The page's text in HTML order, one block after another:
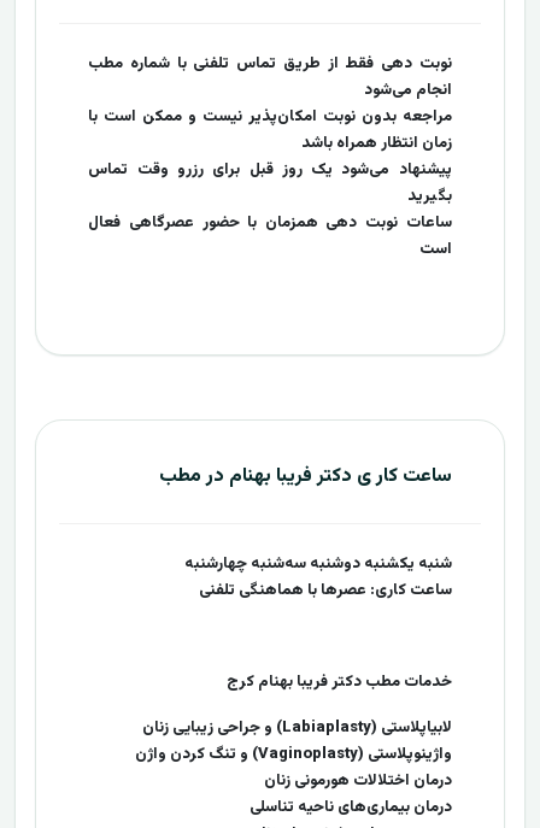
نوبت دهی فقط از طریق تماس تلفنی با شماره مطب
انجام می‌شود
مراجعه بدون نوبت امکان‌پذیر نیست و ممکن است با
زمان انتظار همراه باشد
پیشنهاد می‌شود یک روز قبل برای رزرو وقت تماس
بگیرید
ساعات نوبت دهی همزمان با حضور عصرگاهی فعال
است
ساعت کار ی دکتر فریبا بهنام در مطب
شنبه یکشنبه دوشنبه سه‌شنبه چهارشنبه
ساعت کاری: عصرها با هماهنگی تلفنی
خدمات مطب دکتر فریبا بهنام کرج
لابیاپلاستی (Labiaplasty) و جراحی زیبایی زنان
واژینوپلاستی (Vaginoplasty) و تنگ کردن واژن
درمان اختلالات هورمونی زنان
درمان بیماری‌های ناحیه تناسلی